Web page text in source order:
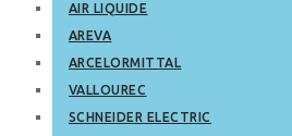
AIR LIQUIDE
AREVA
ARCELORMITTAL
VALLOUREC
SCHNEIDER ELECTRIC